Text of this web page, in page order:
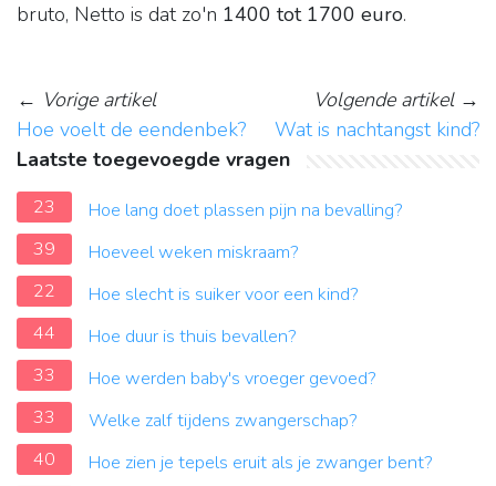
bruto, Netto is dat zo'n 1400 tot 1700 euro.
← Vorige artikel
Hoe voelt de eendenbek?
Volgende artikel→
Wat is nachtangst kind?
Laatste toegevoegde vragen
23
Hoe lang doet plassen pijn na bevalling?
39
Hoeveel weken miskraam?
22
Hoe slecht is suiker voor een kind?
44
Hoe duur is thuis bevallen?
33
Hoe werden baby's vroeger gevoed?
33
Welke zalf tijdens zwangerschap?
40
Hoe zien je tepels eruit als je zwanger bent?